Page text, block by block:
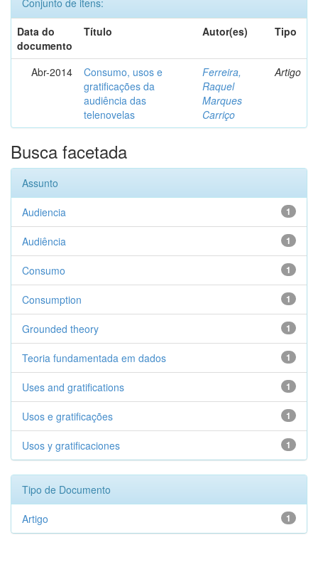
Conjunto de itens:
Data do
documento
Título Autor(es) Tipo
Abr-2014
Consumo, usos e
gratificações da
audiência das
telenovelas
Ferreira,
Raquel
Marques
Carriço
Artigo
Busca facetada
Assunto
1
Audiencia
1
Audiência
1
Consumo
1
Consumption
1
Grounded theory
1
Teoria fundamentada em dados
1
Uses and gratifications
1
Usos e gratificações
1
Usos y gratificaciones
Tipo de Documento
1
Artigo